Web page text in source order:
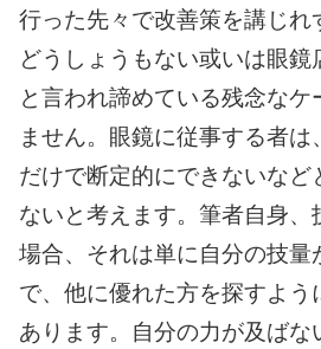
行った先々で改善策を講じれ
どうしょうもない或いは眼鏡
と言われ諦めている残念なケ
ません。眼鏡に従事する者
だけで断定的にできないなど
ないと考えます。筆者自身、
場合、それは単に自分の技量
で、他に優れた方を探すよう
あります。自分の力が及ばな